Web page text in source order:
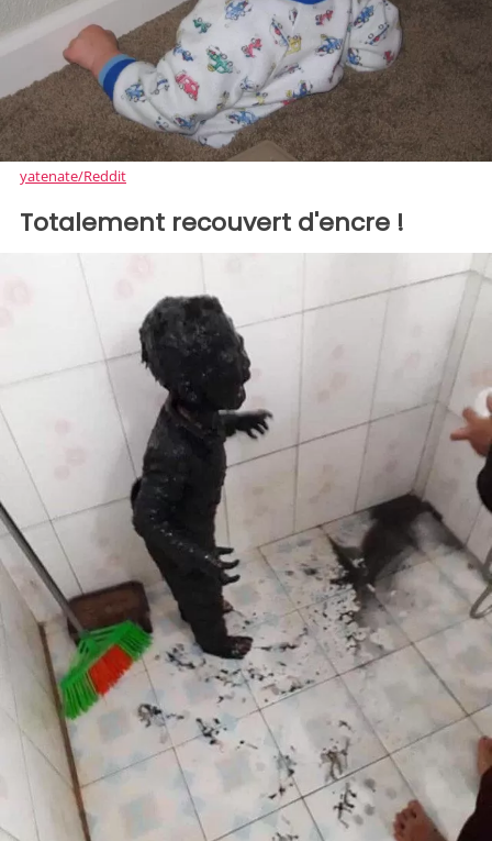
yatenate/Reddit
Totalement recouvert d'encre !